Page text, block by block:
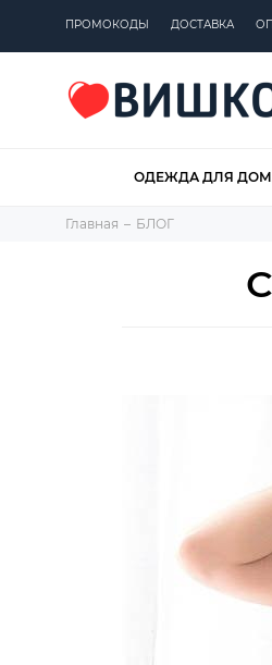
ПРОМОКОДЫ ДОСТАВКА
ОДЕЖДА ДЛЯ
Главная БЛОГ